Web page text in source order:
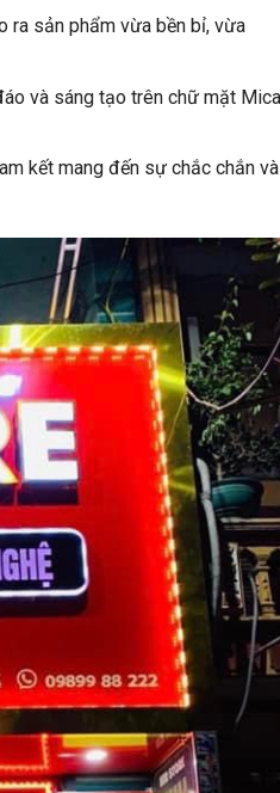
ra sản phẩm vừa bền bỉ, vừa
và sáng tạo trên chữ mặt
kết mang đến sự chắc chắn và